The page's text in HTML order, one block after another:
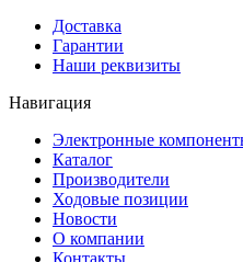
Доставка
Гарантии
Наши реквизиты
Навигация
Электронные
Каталог
Производители
Ходовые позиции
Новости
О компании
Контакты